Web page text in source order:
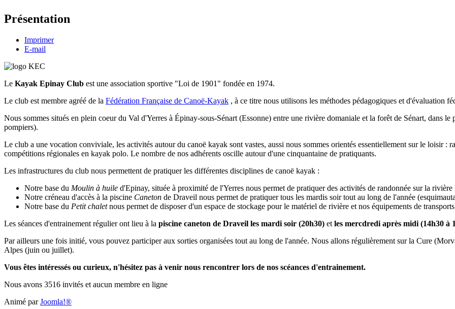
Présentation
Imprimer
E-mail
Le Kayak Epinay Club est une association sportive "Loi de 1901" fondée en 1974.
Le club est membre agréé de la Fédération Française de Canoë-Kayak , à ce titre nous utilisons les méthodes pédagogiques et d'évaluation
Nous sommes situés en plein coeur du Val d'Yerres à Épinay-sous-Sénart (Essonne) entre une rivière domaniale et la forêt de Sénart, dans
pompiers).
Le club a une vocation conviviale, les activités autour du canoë kayak sont vastes, aussi nous sommes orientés essentiellement sur le loisir :
compétitions régionales en kayak polo. Le nombre de nos adhérents oscille autour d'une cinquantaine de pratiquants.
Les infrastructures du club nous permettent de pratiquer les différentes disciplines de canoë kayak :
Notre base du Moulin à huile d'Epinay, située à proximité de l'Yerres nous permet de pratiquer des activités de randonnée sur la rivière
Notre créneau d'accès à la piscine Caneton de Draveil nous permet de pratiquer tous les mardis soir tout au long de l'année
Notre base du Petit chaletnous permet de disposer d'un espace de stockage pour le matériel de rivière et nos équipements de
Les séances d'entrainement régulier ont lieu à la piscine caneton de Draveil les mardi soir (20h30) etles mercdredi après midi (14h30 à
Par ailleurs une fois initié, vous pouvez participer aux sorties organisées tout au long de l'année. Nous allons régulièrement sur la Cure
Alpes (juin ou juillet).
Vous êtes intéressés ou curieux, n'hésitez pas à venir nous rencontrer lors de nos scéances d'entrainement.
Nous avons 3516 invités et aucun membre en ligne
Animé parJoomla!®